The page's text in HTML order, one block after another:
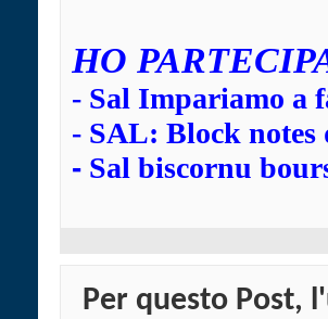
HO
- Sal Impariamo a
- SAL: Block notes
- Sal biscornu
Per questo Post,